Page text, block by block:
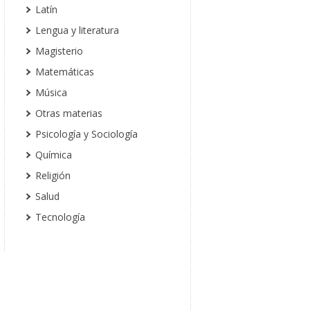
Latín
Lengua y literatura
Magisterio
Matemáticas
Música
Otras materias
Psicología y Sociología
Química
Religión
Salud
Tecnología